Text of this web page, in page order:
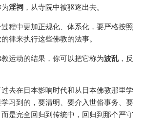
淫祠 ，从寺院中被驱逐出去。
程中更加正规化、体系化，要严格按照
律来执行这些佛教的法事。
运动的结果，你可以把它称为波乱 ，反
去在日本影响时代和从日本佛教那里学
习到的，要清明、要介入世俗事务、要
是完全回归到传统中，回归到那个严守